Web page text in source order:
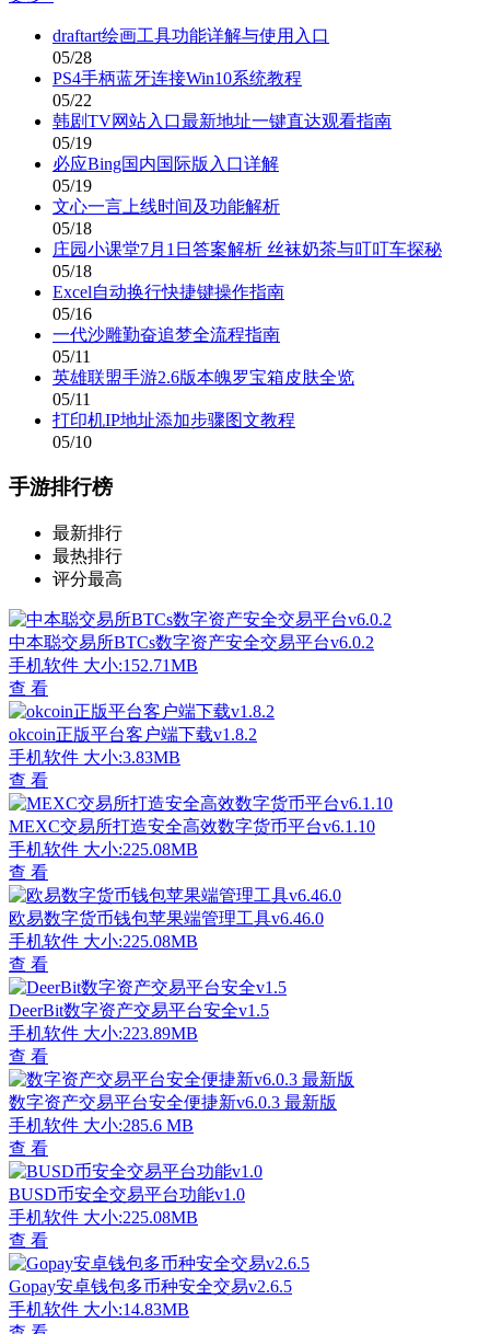
draftart绘画工具功能详解与使用入口
05/28
PS4手柄蓝牙连接Win10系统教程
05/22
韩剧TV网站入口最新地址一键直达观看指南
05/19
必应Bing国内国际版入口详解
05/19
文心一言上线时间及功能解析
05/18
庄园小课堂7月1日答案解析 丝袜奶茶与叮叮车探秘
05/18
Excel自动换行快捷键操作指南
05/16
一代沙雕勤奋追梦全流程指南
05/11
英雄联盟手游2.6版本魄罗宝箱皮肤全览
05/11
打印机IP地址添加步骤图文教程
05/10
手游排行榜
最新排行
最热排行
评分最高
中本聪交易所BTCs数字资产安全交易平台v6.0.2
手机软件 大小:152.71MB
查 看
okcoin正版平台客户端下载v1.8.2
手机软件 大小:3.83MB
查 看
MEXC交易所打造安全高效数字货币平台v6.1.10
手机软件 大小:225.08MB
查 看
欧易数字货币钱包苹果端管理工具v6.46.0
手机软件 大小:225.08MB
查 看
DeerBit数字资产交易平台安全v1.5
手机软件 大小:223.89MB
查 看
数字资产交易平台安全便捷新v6.0.3 最新版
手机软件 大小:285.6 MB
查 看
BUSD币安全交易平台功能v1.0
手机软件 大小:225.08MB
查 看
Gopay安卓钱包多币种安全交易v2.6.5
手机软件 大小:14.83MB